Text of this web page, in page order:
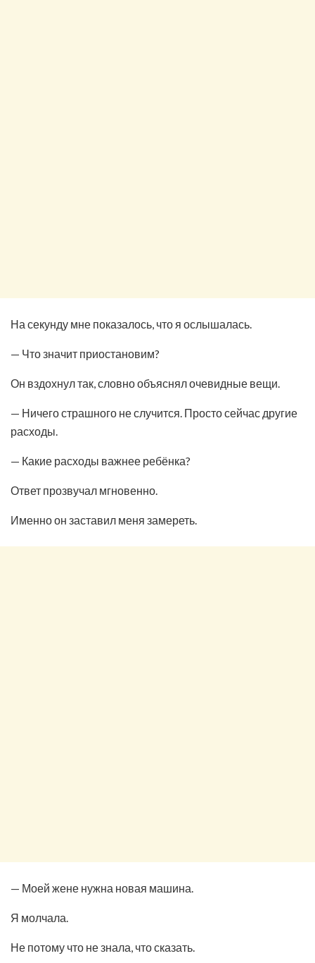
На секунду мне показалось, что я ослышалась.
— Что значит приостановим?
Он вздохнул так, словно объяснял очевидные вещи.
— Ничего страшного не случится. Просто сейчас другие
расходы.
— Какие расходы важнее ребёнка?
Ответ прозвучал мгновенно.
Именно он заставил меня замереть.
— Моей жене нужна новая машина.
Я молчала.
Не потому что не знала, что сказать.